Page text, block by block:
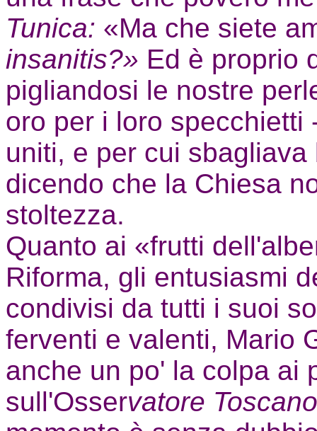
Tunica: «Ma che siete
insanitis?» Ed è proprio
pigliandosi le nostre
oro per i loro specchietti
uniti, e per cui
dicendo che la Chiesa
stoltezza.
Quanto ai «frutti
Riforma, gli entusiasmi
condivisi da tutti i suoi
ferventi e valenti, Mario
anche un po' la colpa ai
sull'Osservatore